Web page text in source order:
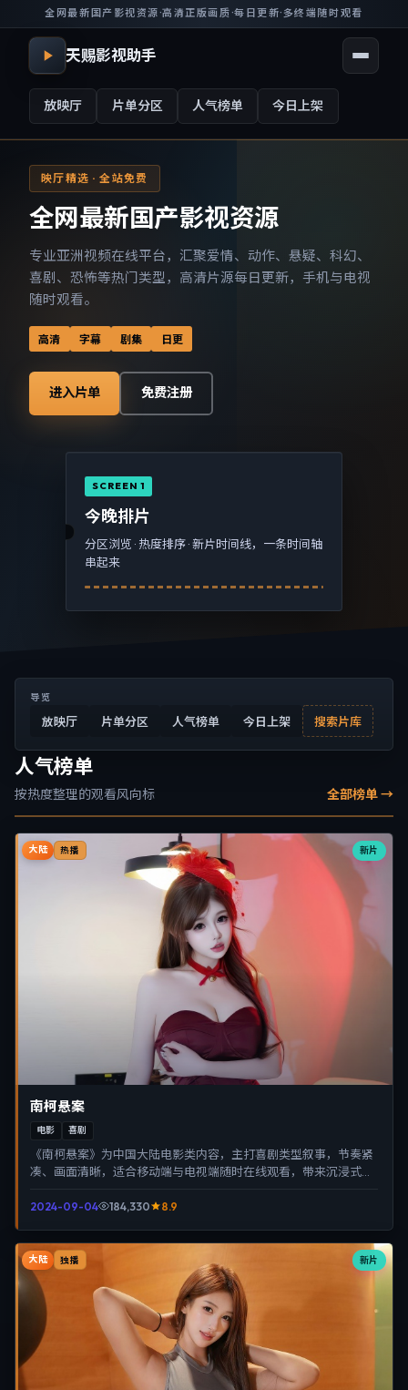
全网最新国产影视资源·高清正版画质·每日更新· 多终端随时观看
天赐影视助手
放映厅 片单分区 人气榜单 今日上架
映厅精选 · 全站免费
全网最新国产影视资源
专业亚洲视频在线平台，汇聚爱情、动作、悬疑、科幻、
喜剧、恐怖等热门类型，高清片源每日更新，手机与电视
随时观看。
高清 字幕 剧集 日更
进入片单 免费注册
SCREEN 1
今晚排片
分区浏览 · 热度排序 · 新片时间线，一条时间轴
串起来
导览
放映厅 片单分区 人气榜单 今日上架 搜索片库
人气榜单
按热度整理的观看风向标 全部榜单 →
新片
大陆 热播
南柯悬案
电影 喜剧
《南柯悬案》为中国大陆电影类内容，主打喜剧类型叙事，节奏紧
凑、画面清晰，适合移动端与电视端随时在线观看，带来沉浸式视
2024-09-04 184,330 8.9
新片
大陆 独播